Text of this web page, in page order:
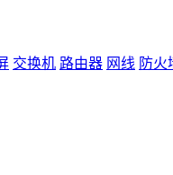
交换机 路由器 网线 防火